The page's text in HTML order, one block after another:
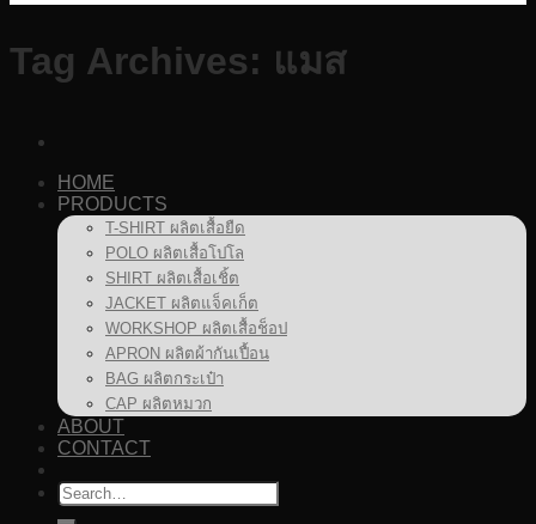
HOME
PRODUCTS
T-SHIRT ผลิตเสื้อยืด
POLO ผลิตเสื้อโปโล
SHIRT ผลิตเสื้อเชิ้ต
JACKET ผลิตแจ็คเก็ต
WORKSHOP ผลิตเสื้อช็อป
APRON ผลิตผ้ากันเปื้อน
BAG ผลิตกระเป๋า
CAP ผลิตหมวก
ABOUT
CONTACT
Tag Archives: แมส